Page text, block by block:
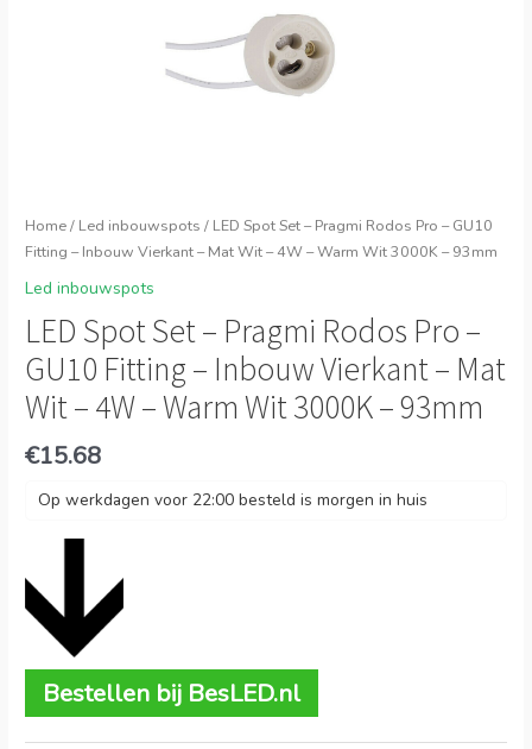
Home/ Led inbouwspots / LED Spot Set – Pragmi Rodos Pro – GU10
Fitting – Inbouw Vierkant – Mat Wit – 4W – Warm Wit 3000K – 93mm
Led inbouwspots
LED Spot Set – Pragmi Rodos Pro –
GU10 Fitting – Inbouw Vierkant – Mat
Wit – 4W – Warm Wit 3000K – 93mm
€15.68
Op werkdagen voor 22:00 besteld is morgen in huis
Bestellen bij BesLED.nl